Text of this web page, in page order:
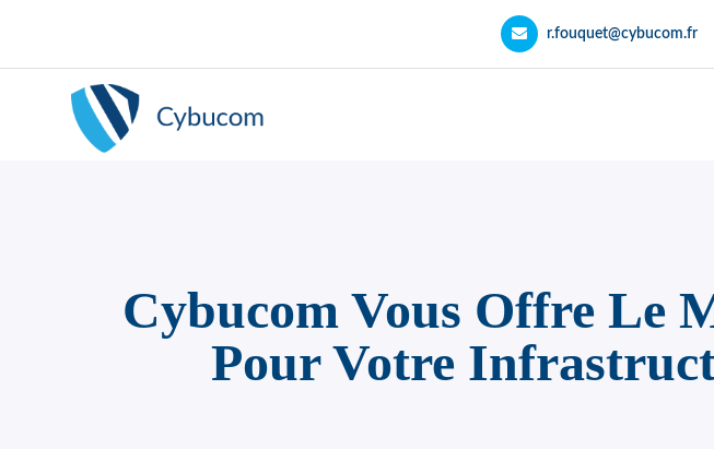
r.fouquet@cybucom.fr
Cybucom Vous Offre Le
Pour Votre